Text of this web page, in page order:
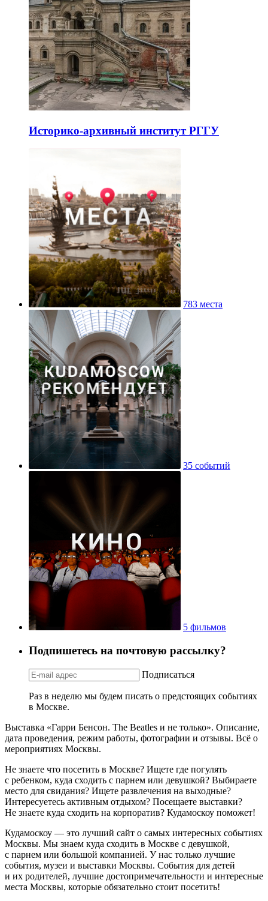
Историко-архивный институт РГГУ
783 места
35 событий
5 фильмов
Подпишетесь на почтовую рассылку?
Подписаться
Раз в неделю мы будем писать о предстоящих событиях
в Москве.
Выставка «Гарри Бенсон. The Beatles и не только». Описание,
дата проведения, режим работы, фотографии и отзывы. Всё о
мероприятиях Москвы.
Не знаете что посетить в Москве? Ищете где погулять
с ребенком, куда сходить с парнем или девушкой? Выбираете
место для свидания? Ищете развлечения на выходные?
Интересуетесь активным отдыхом? Посещаете выставки?
Не знаете куда сходить на корпоратив? Кудамоскоу поможет!
Кудамоскоу — это лучший сайт о самых интересных событиях
Москвы. Мы знаем куда сходить в Москве с девушкой,
с парнем или большой компанией. У нас только лучшие
события, музеи и выставки Москвы. События для детей
и их родителей, лучшие достопримечательности и интересные
места Москвы, которые обязательно стоит посетить!